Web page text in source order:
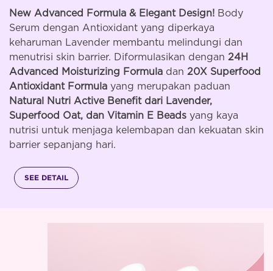
New Advanced Formula & Elegant Design! Body
Serum dengan Antioxidant yang diperkaya
keharuman Lavender membantu melindungi dan
menutrisi skin barrier. Diformulasikan dengan 24H
Advanced Moisturizing Formula dan 20X Superfood
Antioxidant Formula yang merupakan paduan
Natural Nutri Active Benefit dari Lavender,
Superfood Oat, dan Vitamin E Beads yang kaya
nutrisi untuk menjaga kelembapan dan kekuatan skin
barrier sepanjang hari.
SEE DETAIL